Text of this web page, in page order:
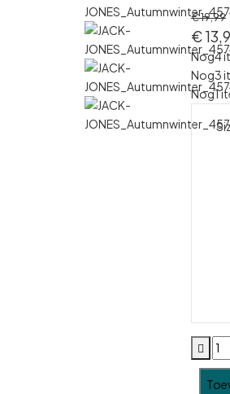
€19,99
€
Nog4
Nog3
Nog1